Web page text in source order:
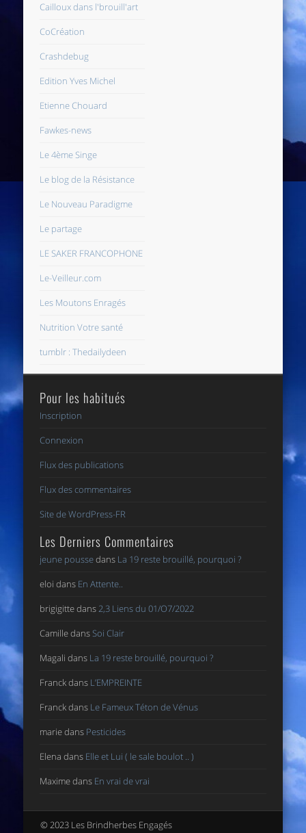
Cailloux dans l'brouill'art
CoCréation
Crashdebug
Edition Yves Michel
Etienne Chouard
Fawkes-news
Le 4ème Singe
Le blog de la Résistance
Le Nouveau Paradigme
Le partage
LE SAKER FRANCOPHONE
Le-Veilleur.com
Les Moutons Enragés
Nutrition Votre santé
tumblr : Thedailydeen
Pour les habitués
Inscription
Connexion
Flux des publications
Flux des commentaires
Site de WordPress-FR
Les Derniers Commentaires
jeune poussedans La 19 reste brouillé, pourquoi ?
eloi dans En Attente..
brigigittedans2,3 Liens du 01/O7/2022
CamilledansSoi Clair
Magali dans La 19 reste brouillé, pourquoi ?
Franckdans L’EMPREINTE
Franckdans Le Fameux Téton de Vénus
mariedans Pesticides
Elena dans Elle et Lui ( le sale boulot .. )
Maximedans En vrai de vrai
© 2023 Les Brindherbes Engagés